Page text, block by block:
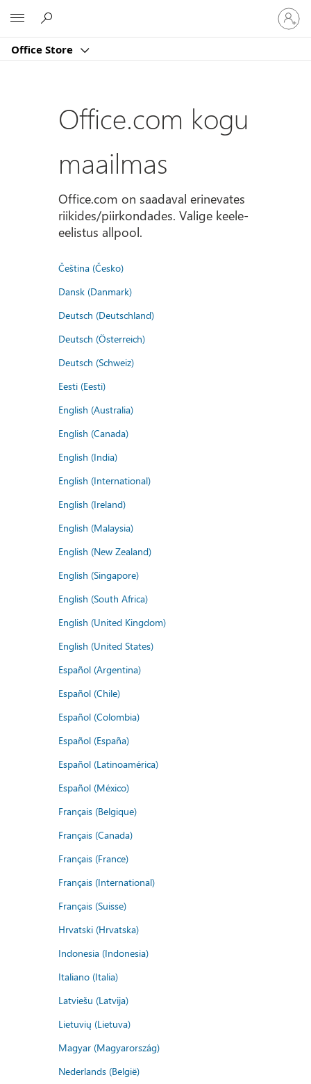
Office Store
Logige
sisse
oma
Office.com kogu
maailmas
Office.com on saadaval erinevates
riikides/piirkondades. Valige keele-
eelistus allpool.
Čeština (Česko)
Dansk (Danmark)
Deutsch (Deutschland)
Deutsch (Österreich)
Deutsch (Schweiz)
Eesti (Eesti)
English (Australia)
English (Canada)
English (India)
English (International)
English (Ireland)
English (Malaysia)
English (New Zealand)
English (Singapore)
English (South Africa)
English (United Kingdom)
English (United States)
Español (Argentina)
Español (Chile)
Español (Colombia)
Español (España)
Español (Latinoamérica)
Español (México)
Français (Belgique)
Français (Canada)
Français (France)
Français (International)
Français (Suisse)
Hrvatski (Hrvatska)
Indonesia (Indonesia)
Italiano (Italia)
Latviešu (Latvija)
Lietuvių (Lietuva)
Magyar (Magyarország)
Nederlands (België)